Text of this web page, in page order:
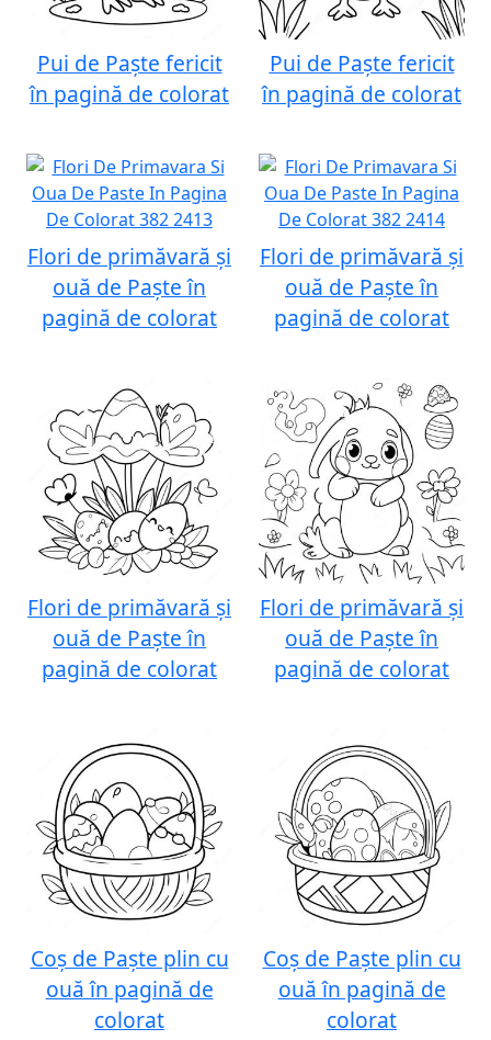
Pui de Paște fericit
în pagină de colorat
Pui de Paște fericit
în pagină de colorat
Flori de primăvară și
ouă de Paște în
pagină de colorat
Flori de primăvară și
ouă de Paște în
pagină de colorat
Flori de primăvară și
ouă de Paște în
pagină de colorat
Flori de primăvară și
ouă de Paște în
pagină de colorat
Coș de Paște plin cu
ouă în pagină de
colorat
Coș de Paște plin cu
ouă în pagină de
colorat